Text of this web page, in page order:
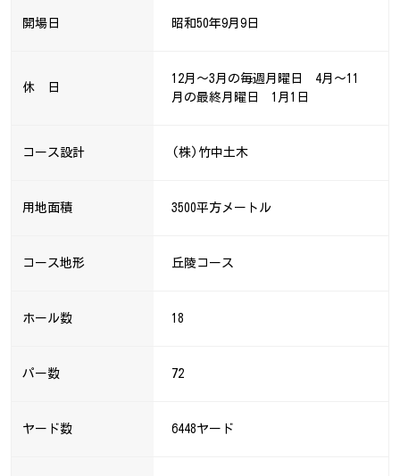
開場日 昭和50年9月9日
休 日
12月～3月の毎週月曜日 4月～11
月の最終月曜日 1月1日
コース設計 (株)竹中土木
用地面積 3500平方メートル
コース地形 丘陵コース
ホール数 18
パー数 72
ヤード数 6448ヤード